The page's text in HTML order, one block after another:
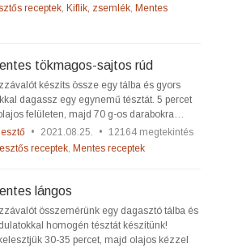
receptek, Kiflik, zsemlék, Mentes
tökmagos-sajtos rúd
készíts össze egy tálba és gyors
dagassz egy egynemű tésztát. 5 percet
felületen, majd 70 g-os darabokra…
• 2021.08.25. • 12164 megtekintés
receptek, Mentes receptek
lángos
összemérünk egy dagasztó tálba és
homogén tésztát készítünk!
30-35 percet, majd olajos kézzel